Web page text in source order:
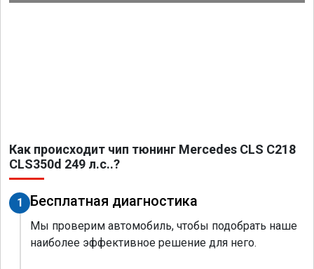
Как происходит чип тюнинг Mercedes CLS C218
CLS350d 249 л.с..?
1 Бесплатная диагностика
Мы проверим автомобиль, чтобы подобрать наше
наиболее эффективное решение для него.